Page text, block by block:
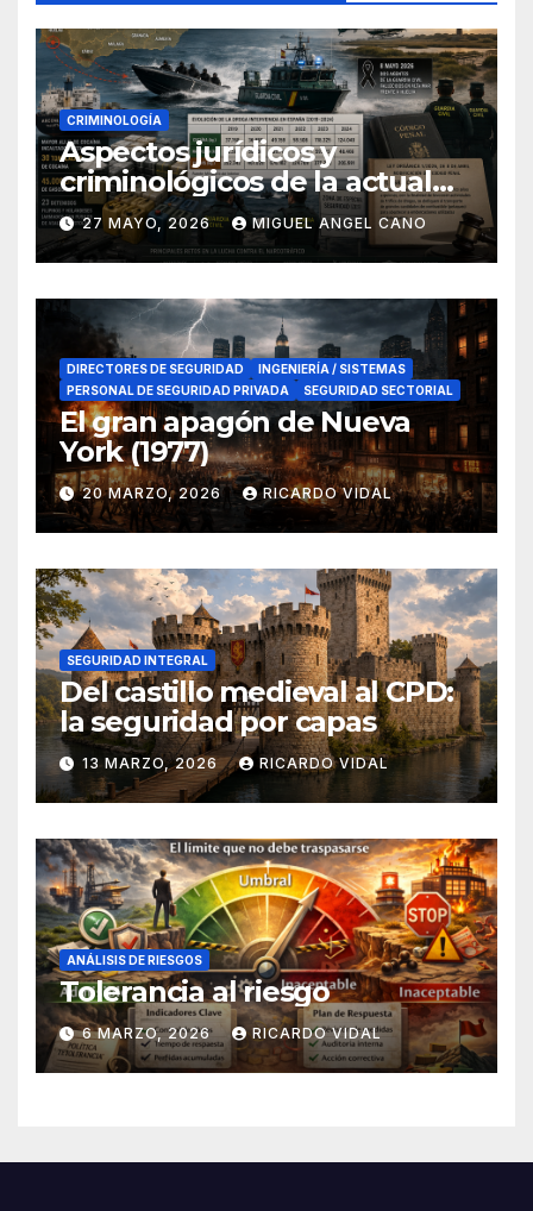
CRIMINOLOGÍA
Aspectos jurídicos y
criminológicos de la actual
lucha contra el narcotráfico
en el sur de España
27 MAYO, 2026 MIGUEL ANGEL CANO
DIRECTORES DE SEGURIDAD
INGENIERÍA / SISTEMAS
PERSONAL DE SEGURIDAD PRIVADA
SEGURIDAD SECTORIAL
El gran apagón de Nueva
York (1977)
20 MARZO, 2026 RICARDO VIDAL
SEGURIDAD INTEGRAL
Del castillo medieval al CPD:
la seguridad por capas
13 MARZO, 2026 RICARDO VIDAL
ANÁLISIS DE RIESGOS
Tolerancia al riesgo
6 MARZO, 2026 RICARDO VIDAL